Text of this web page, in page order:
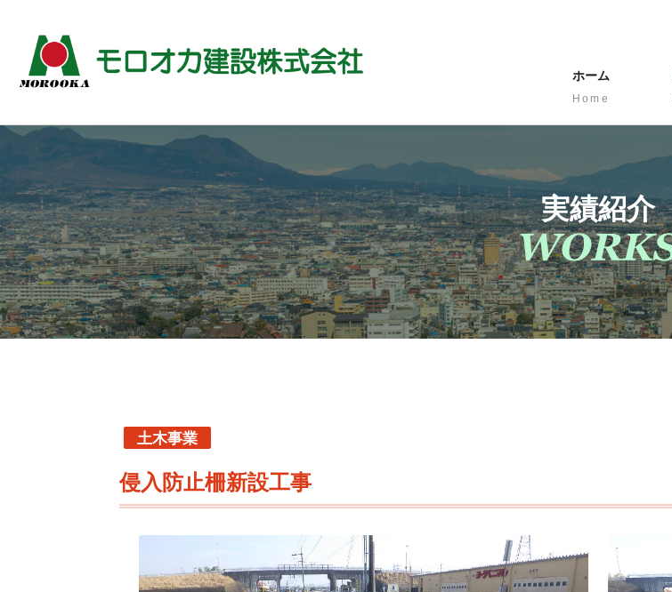
ホーム
Home
実績紹介
土木事業
侵入防止柵新設工事